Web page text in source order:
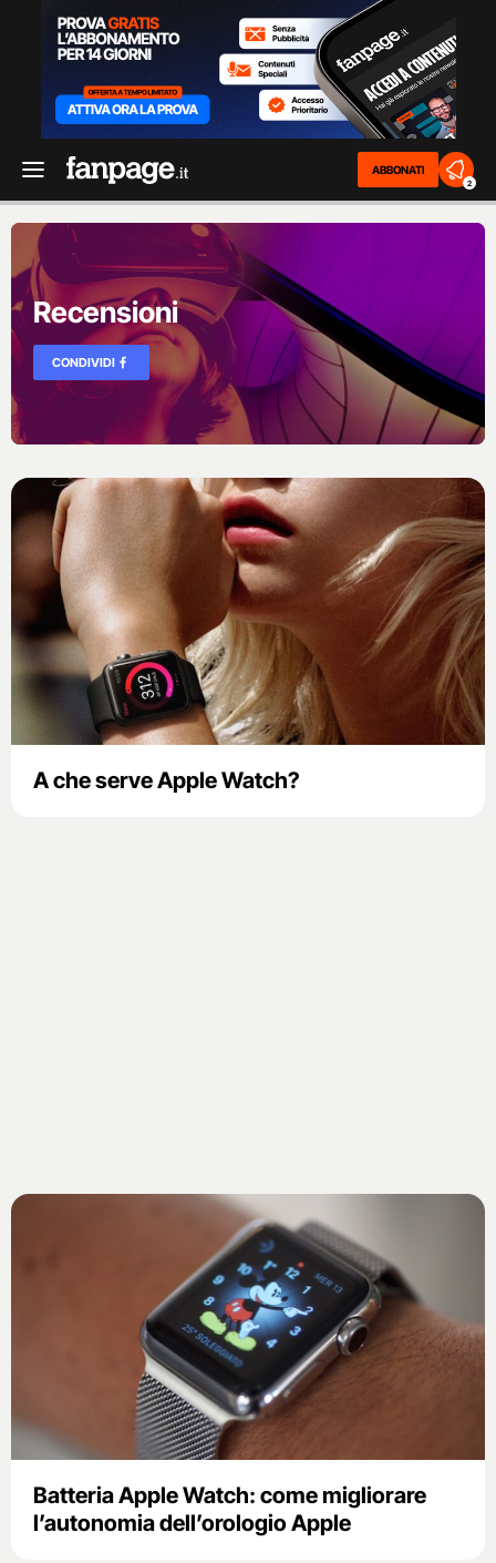
ABBONATI
2
Recensioni
CONDIVIDI
A che serve Apple Watch?
Batteria Apple Watch: come migliorare
l’autonomia dell’orologio Apple